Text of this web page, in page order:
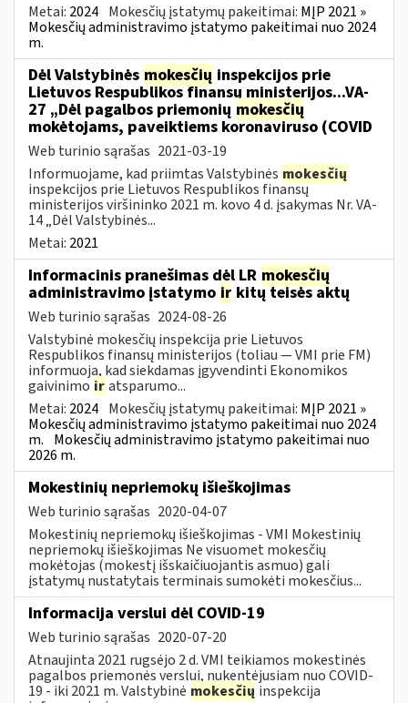
Metai: 2024 Mokesčių įstatymų pakeitimai: MĮP 2021 »
Mokesčių administravimo įstatymo pakeitimai nuo 2024
m.
Dėl Valstybinės mokesčių inspekcijos prie
Lietuvos Respublikos finansų ministerijos...VA-
27 „Dėl pagalbos priemonių mokesčių
mokėtojams, paveiktiems koronaviruso (COVID
Web turinio sąrašas 2021-03-19
Informuojame, kad priimtas Valstybinės mokesčių
inspekcijos prie Lietuvos Respublikos finansų
ministerijos viršininko 2021 m. kovo 4 d. įsakymas Nr. VA-
14 „Dėl Valstybinės...
Metai: 2021
Informacinis pranešimas dėl LR mokesčių
administravimo įstatymo ir kitų teisės aktų
Web turinio sąrašas 2024-08-26
Valstybinė mokesčių inspekcija prie Lietuvos
Respublikos finansų ministerijos (toliau — VMI prie FM)
informuoja, kad siekdamas įgyvendinti Ekonomikos
gaivinimo iratsparumo...
Metai: 2024 Mokesčių įstatymų pakeitimai: MĮP 2021 »
Mokesčių administravimo įstatymo pakeitimai nuo 2024
m. Mokesčių administravimo įstatymo pakeitimai nuo
2026 m.
Mokestinių nepriemokų išieškojimas
Web turinio sąrašas 2020-04-07
Mokestinių nepriemokų išieškojimas - VMI Mokestinių
nepriemokų išieškojimas Ne visuomet mokesčių
mokėtojas (mokestį išskaičiuojantis asmuo) gali
įstatymų nustatytais terminais sumokėti mokesčius...
Informacija verslui dėl COVID-19
Web turinio sąrašas 2020-07-20
Atnaujinta 2021 rugsėjo 2 d. VMI teikiamos mokestinės
pagalbos priemonės verslui, nukentėjusiam nuo COVID-
19 - iki 2021 m. Valstybinė mokesčių inspekcija